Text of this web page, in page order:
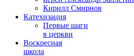
Кирилл Смирнов
Катехизация
Первые шаги
в церкви
Воскресная
школа